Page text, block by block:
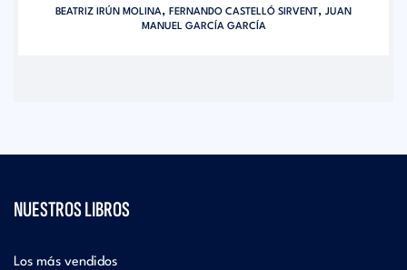
BEATRIZ IRÚN MOLINA, FERNANDO CASTELLÓ SIRVENT, JUAN
MANUEL GARCÍA GARCÍA
NUESTROS LIBROS
Los más vendidos